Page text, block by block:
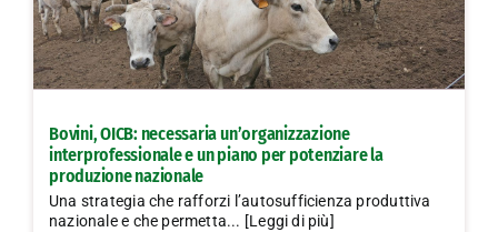
Convenzioni
L’Agricoltore cuneese
Lavora con noi
Contatti
Bovini, OICB: necessaria un’organizzazione
interprofessionale e un piano per potenziare la
produzione nazionale
Una strategia che rafforzi l’autosufficienza produttiva
nazionale e che permetta... [Leggi di più]